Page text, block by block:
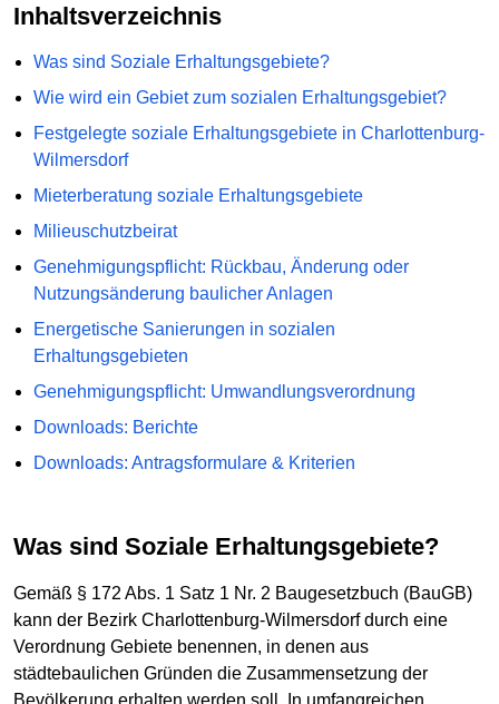
Inhaltsverzeichnis
Was sind Soziale Erhaltungsgebiete?
Wie wird ein Gebiet zum sozialen Erhaltungsgebiet?
Festgelegte soziale Erhaltungsgebiete in Charlottenburg-
Wilmersdorf
Mieterberatung soziale Erhaltungsgebiete
Milieuschutzbeirat
Genehmigungspflicht: Rückbau, Änderung oder
Nutzungsänderung baulicher Anlagen
Energetische Sanierungen in sozialen
Erhaltungsgebieten
Genehmigungspflicht: Umwandlungsverordnung
Downloads: Berichte
Downloads: Antragsformulare & Kriterien
Was sind Soziale Erhaltungsgebiete?
Gemäß § 172 Abs. 1 Satz 1 Nr. 2 Baugesetzbuch (BauGB)
kann der Bezirk Charlottenburg-Wilmersdorf durch eine
Verordnung Gebiete benennen, in denen aus
städtebaulichen Gründen die Zusammensetzung der
Bevölkerung erhalten werden soll. In umfangreichen